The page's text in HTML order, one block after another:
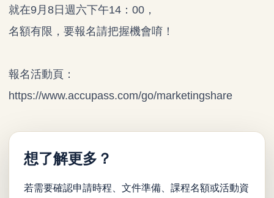
就在9月8日週六下午14：00，
名額有限，要報名請把握機會唷！
報名活動頁：
https://www.accupass.com/go/marketingshare
想了解更多？
若需要確認申請時程、文件準備、課程名額或活動資